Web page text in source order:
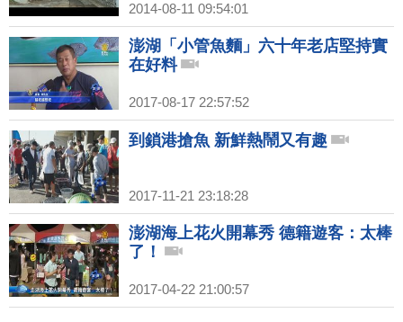
2014-08-11 09:54:01
澎湖「小管魚麵」六十年老店堅持實
在好料
2017-08-17 22:57:52
到鎖港搶魚 新鮮熱鬧又有趣
2017-11-21 23:18:28
澎湖海上花火開幕秀 德籍遊客：太棒
了！
2017-04-22 21:00:57